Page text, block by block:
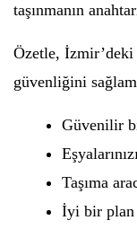
taşınmanın
Özetle, İzmir’deki
güvenliğini
Güvenilir
Taşıma
İyi bir plan